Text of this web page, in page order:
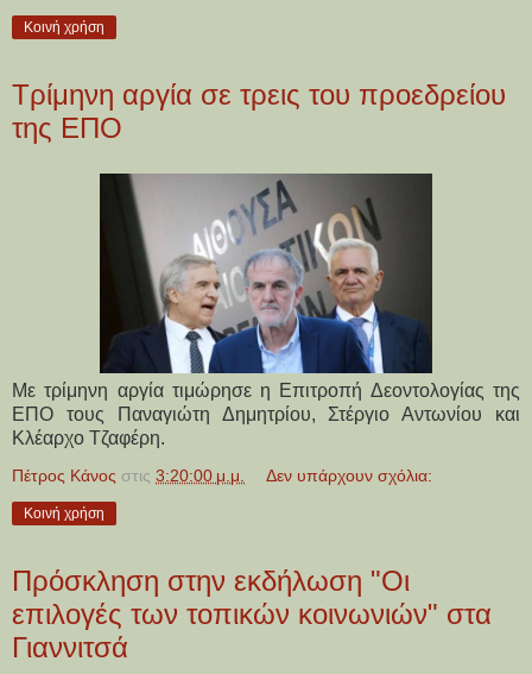
Κοινή χρήση
Τρίμηνη αργία σε τρεις του προεδρείου
της ΕΠΟ
Με τρίμηνη αργία τιμώρησε η Επιτροπή Δεοντολογίας της
ΕΠΟ τους Παναγιώτη Δημητρίου, Στέργιο Αντωνίου και
Κλέαρχο Τζαφέρη.
Πέτρος Κάνος στις 3:20:00 μ.μ. Δεν υπάρχουν σχόλια:
Κοινή χρήση
Πρόσκληση στην εκδήλωση "Οι
επιλογές των τοπικών κοινωνιών" στα
Γιαννιτσά